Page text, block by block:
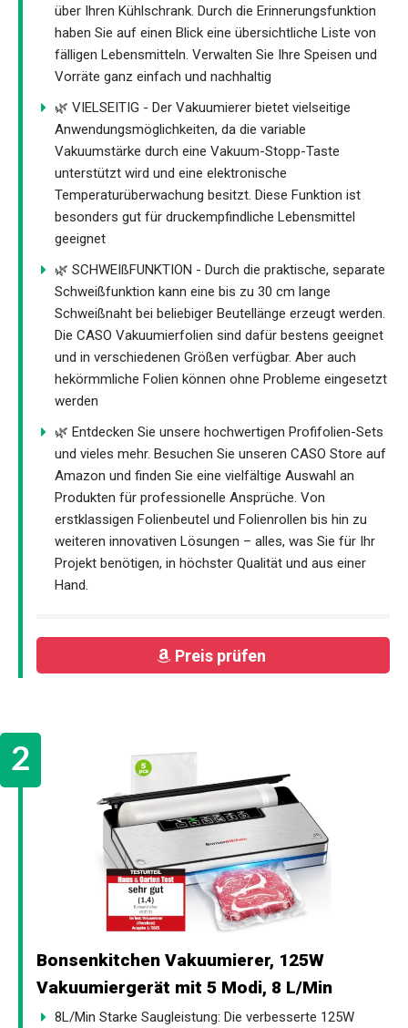
über Ihren Kühlschrank. Durch die Erinnerungsfunktion
haben Sie auf einen Blick eine übersichtliche Liste von
fälligen Lebensmitteln. Verwalten Sie Ihre Speisen und
Vorräte ganz einfach und nachhaltig
🌿 VIELSEITIG - Der Vakuumierer bietet vielseitige
Anwendungsmöglichkeiten, da die variable
Vakuumstärke durch eine Vakuum-Stopp-Taste
unterstützt wird und eine elektronische
Temperaturüberwachung besitzt. Diese Funktion ist
besonders gut für druckempfindliche Lebensmittel
geeignet
🌿 SCHWEIßFUNKTION - Durch die praktische, separate
Schweißfunktion kann eine bis zu 30 cm lange
Schweißnaht bei beliebiger Beutellänge erzeugt werden.
Die CASO Vakuumierfolien sind dafür bestens geeignet
und in verschiedenen Größen verfügbar. Aber auch
hekörmmliche Folien können ohne Probleme eingesetzt
werden
🌿 Entdecken Sie unsere hochwertigen Profifolien-Sets
und vieles mehr. Besuchen Sie unseren CASO Store auf
Amazon und finden Sie eine vielfältige Auswahl an
Produkten für professionelle Ansprüche. Von
erstklassigen Folienbeutel und Folienrollen bis hin zu
weiteren innovativen Lösungen – alles, was Sie für Ihr
Projekt benötigen, in höchster Qualität und aus einer
Hand.
Preis prüfen
Bonsenkitchen Vakuumierer, 125W
Vakuumiergerät mit 5 Modi, 8 L/Min
8L/Min Starke Saugleistung: Die verbesserte 125W